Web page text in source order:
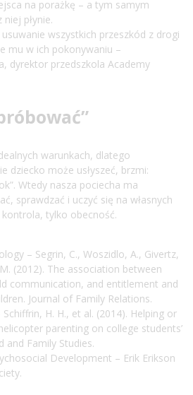
na porażkę – a tym samym
płynie.
wszystkich przeszkód z drogi
mu w ich pokonywaniu –
dyrektor przedszkola Academy
warunkach, dlatego
dziecko może usłyszeć, brzmi:
Wtedy nasza pociecha ma
sprawdzać i uczyć się na własnych
kontrola, tylko obecność.
– Segrin, C., Woszidlo, A., Givertz,
(2012). The association between
communication, and entitlement and
Journal of Family Relations.
H. H., et al. (2014). Helping or
parenting on college students’
and Family Studies.
Development – Erik Erikson